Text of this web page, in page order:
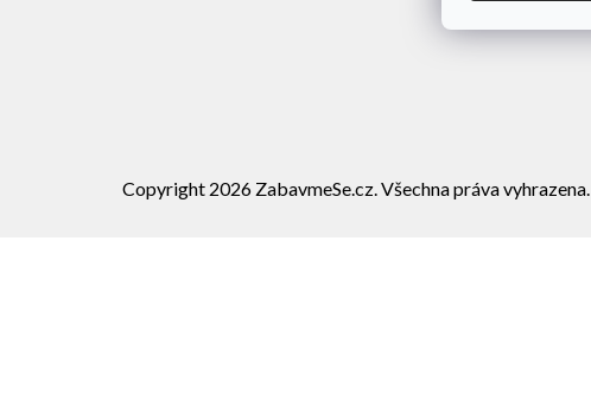
Copyright 2026 ZabavmeSe.cz. Všechna práva vyhrazena.